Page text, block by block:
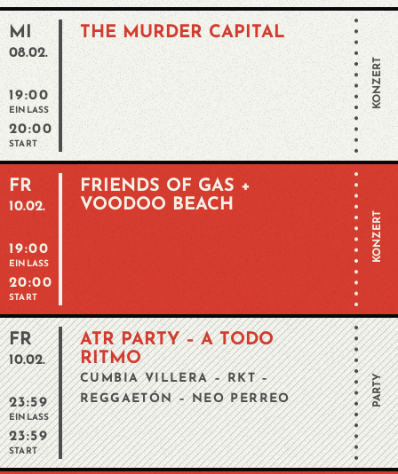
MI
08.02.
19:00
EINLASS
20:00
START
THE MURDER CAPITAL
KONZERT
FR
10.02.
19:00
EINLASS
20:00
START
FRIENDS OF GAS +
VOODOO BEACH
KONZERT
FR
10.02.
23:59
EINLASS
23:59
START
ATR PARTY – A TODO
RITMO
CUMBIA VILLERA – RKT –
REGGAETÓN – NEO PERREO
PARTY